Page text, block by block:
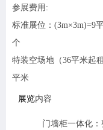
参展费用:
标准展位： (3m×3m)=9
个
特装空场地（36平米起
平米
展览内容
门墙柜一体化